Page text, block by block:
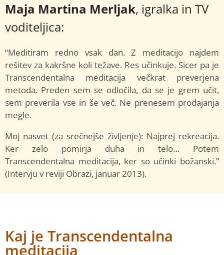
Maja Martina Merljak, igralka in TV
voditeljica:
“Meditiram redno vsak dan. Z meditacijo najdem
rešitev za kakršne koli težave. Res učinkuje. Sicer pa je
Transcendentalna meditacija večkrat preverjena
metoda. Preden sem se odločila, da se je grem učit,
sem preverila vse in še več. Ne prenesem prodajanja
megle.
Moj nasvet (za srečnejše življenje): Najprej rekreacija.
Ker zelo pomirja duha in telo… Potem
Transcendentalna meditacija, ker so učinki božanski.”
(Intervju v reviji Obrazi, januar 2013).
Kaj je Transcendentalna
meditacija